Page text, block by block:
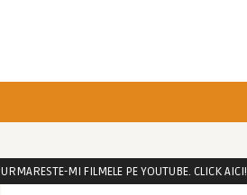
URMARESTE-MI FILMELE PE YOUTUBE. CLICK AICI!